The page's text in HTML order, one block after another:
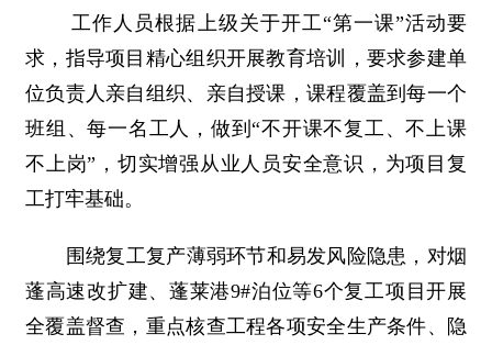
工作人员根据上级关于开工“第一课”活动要
求，指导项目精心组织开展教育培训，要求参建单
位负责人亲自组织、亲自授课，课程覆盖到每一个
班组、每一名工人，做到“不开课不复工、不上课
不上岗”，切实增强从业人员安全意识，为项目复
工打牢基础。
围绕复工复产薄弱环节和易发风险隐患，对烟
蓬高速改扩建、蓬莱港9#泊位等6个复工项目开展
全覆盖督查，重点核查工程各项安全生产条件、隐